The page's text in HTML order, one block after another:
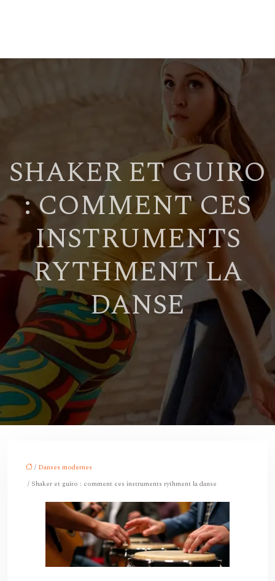
SHAKER ET GUIRO
: COMMENT CES
INSTRUMENTS
RYTHMENT LA
DANSE
/ Danses modernes
/ Shaker et guiro : comment ces instruments rythment la danse